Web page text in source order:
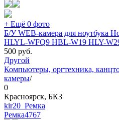
+ Ещё 0 фото
Б/У WEB-камера для ноутбука
HLYL-WFQ9 HBL-W19 HLY-
500 руб.
Другой
Компьютеры, оргтехника,
камеры/
0
Красноярск, БКЗ
kir20_Ремка
Ремка4767